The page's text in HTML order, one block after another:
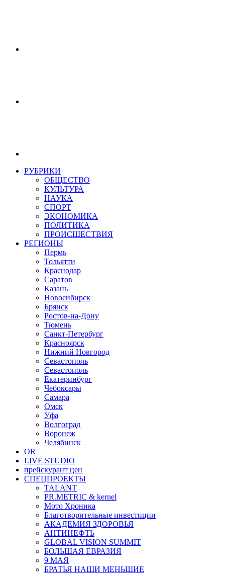
РУБРИКИ
ОБЩЕСТВО
КУЛЬТУРА
НАУКА
СПОРТ
ЭКОНОМИКА
ПОЛИТИКА
ПРОИСШЕСТВИЯ
РЕГИОНЫ
Пермь
Тольятти
Краснодар
Саратов
Казань
Новосибирск
Брянск
Ростов-на-Дону
Тюмень
Санкт-Петербург
Красноярск
Нижний Новгород
Севастополь
Севастополь
Екатеринбург
Чебоксары
Самара
Омск
Уфа
Волгоград
Воронеж
Челябинск
OR
LIVE STUDIO
прейскурант цен
СПЕЦПРОЕКТЫ
TALANT
PR.METRIC & kernel
Мото Хроника
Благотворительные инвестиции
АКАДЕМИЯ ЗДОРОВЬЯ
АНТИНЕФТЬ
GLOBAL VISION SUMMIT
БОЛЬШАЯ ЕВРАЗИЯ
9 МАЯ
БРАТЬЯ НАШИ МЕНЬШИЕ